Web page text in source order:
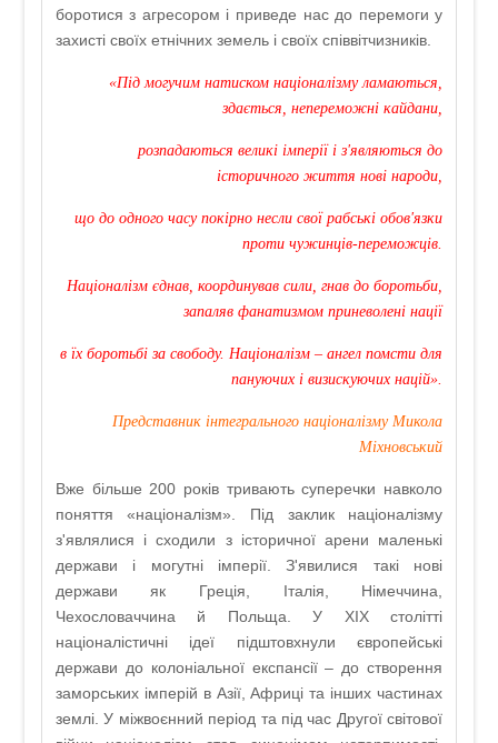
боротися з агресором і приведе нас до перемоги у
захисті своїх етнічних земель і своїх співвітчизників.
«Під могучим натиском націоналізму ламаються,
здається, непереможні кайдани,
розпадаються великі імперії і з'являються до
історичного життя нові народи,
що до одного часу покірно несли свої рабські обов'язки
проти чужинців-переможців.
Націоналізм єднав, координував сили, гнав до боротьби,
запаляв фанатизмом приневолені нації
в їх боротьбі за свободу. Націоналізм – ангел помсти для
пануючих і визискуючих націй».
Представник інтегрального націоналізму Микола
Міхновський
Вже більше 200 років тривають суперечки навколо
поняття «націоналізм». Під заклик націоналізму
з'являлися і сходили з історичної арени маленькі
держави і могутні імперії. З'явилися такі нові
держави як Греція, Італія, Німеччина,
Чехословаччина й Польща. У XIX столітті
націоналістичні ідеї підштовхнули європейські
держави до колоніальної експансії – до створення
заморських імперій в Азії, Африці та інших частинах
землі. У міжвоєнний період та під час Другої світової